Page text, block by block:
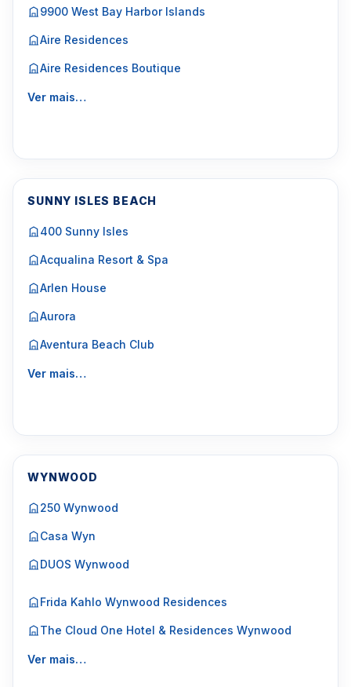
9900 West Bay Harbor Islands
Aire Residences
Aire Residences Boutique
Ver mais…
SUNNY ISLES BEACH
400 Sunny Isles
Acqualina Resort & Spa
Arlen House
Aurora
Aventura Beach Club
Ver mais…
WYNWOOD
250 Wynwood
Casa Wyn
DUOS Wynwood
Frida Kahlo Wynwood Residences
The Cloud One Hotel & Residences Wynwood
Ver mais…